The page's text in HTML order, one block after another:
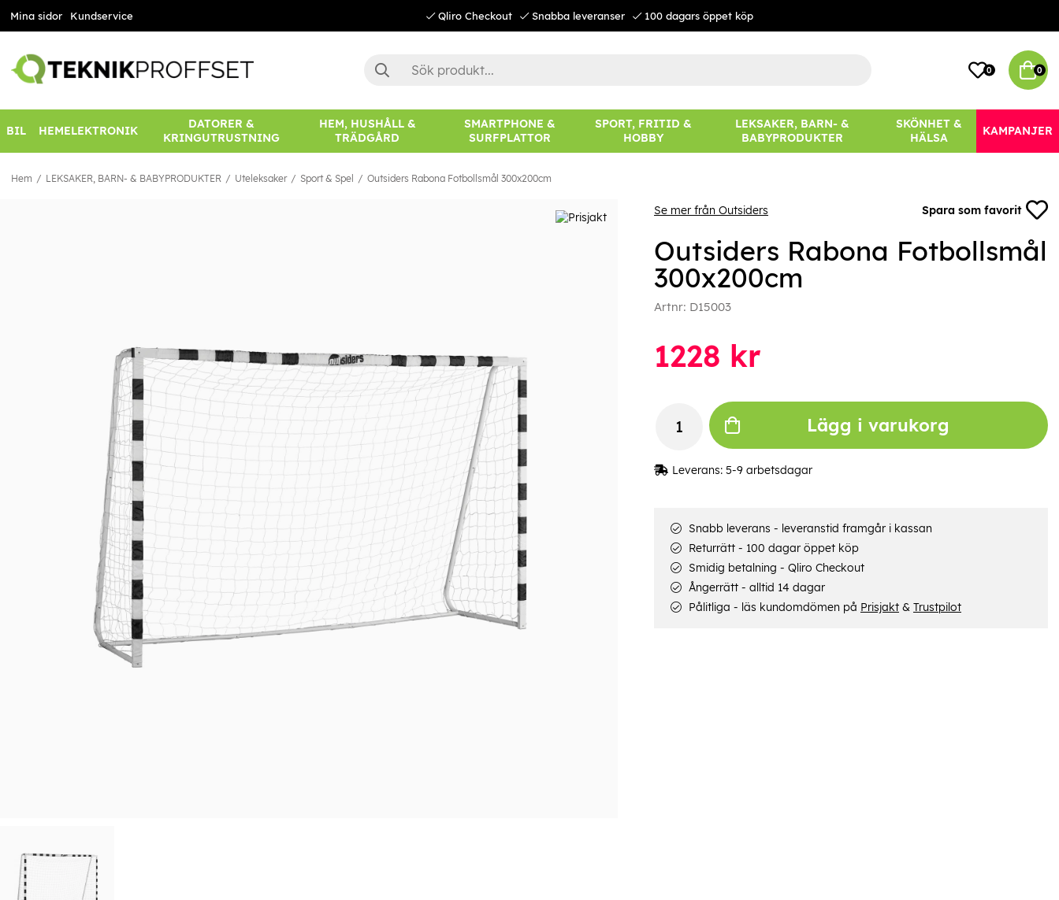
Mina sidor Kundservice Qliro Checkout Snabba leveranser 100 dagars öppet köp
0 0
BIL HEMELEKTRONIK
DATORER &
KRINGUTRUSTNING
HEM, HUSHÅLL &
TRÄDGÅRD
SMARTPHONE &
SURFPLATTOR
SPORT, FRITID &
HOBBY
LEKSAKER, BARN- &
BABYPRODUKTER
SKÖNHET &
HÄLSA
KAMPANJER
Hem LEKSAKER, BARN- & BABYPRODUKTER Uteleksaker Sport & Spel Outsiders Rabona Fotbollsmål 300x200cm
Se mer från Outsiders Spara som favorit
Outsiders Rabona Fotbollsmål
300x200cm
Artnr: D15003
1228 kr
Lägg i varukorg
Leverans: 5-9 arbetsdagar
Snabb leverans - leveranstid framgår i kassan
Returrätt - 100 dagar öppet köp
Smidig betalning - Qliro Checkout
Ångerrätt - alltid 14 dagar
Pålitliga - läs kundomdömen på Prisjakt& Trustpilot